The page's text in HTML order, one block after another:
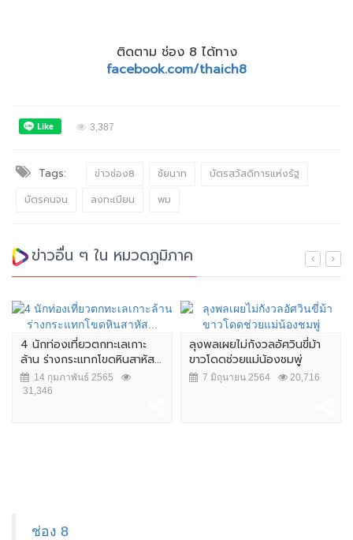
ติดตาม ช่อง 8 ได้ทาง
facebook.com/thaich8
3,387
Tags: ข่าวช่อง8 ชัยนาท
บัตรสวัสดิการแห่งรัฐ
บัตรคนจน
ลงทะเบียน พม
ข่าวอื่น ๆ ใน หมวดภูมิภาค
4 นักท่องเที่ยวตกทะเลเกาะ
ล้าน ร่างกระแทกโขดหินสาหัส...
14 กุมภาพันธ์ 2565
31,346
ลุงพลเผยไม่กังวลอัศวินขี่ม้า
ขาวโดดช่วยแม่น้องชมพู่
7 มิถุนายน 2564 20,716
ช่อง 8